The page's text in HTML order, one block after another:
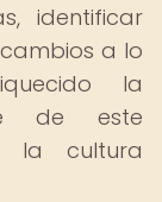
identificar
a lo
la
de este
la cultura